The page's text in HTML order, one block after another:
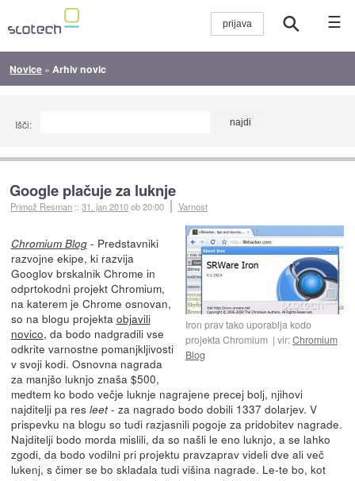
☰
Novice » Arhiv novic
Išči:
Google plačuje za luknje
Primož Resman ::31. jan 2010ob 20:00 Varnost
Iron prav tako uporablja kodo
projekta Chromium
vir:Chromium
Blog
Chromium Blog- Predstavniki
razvojne ekipe, ki razvija
Googlov brskalnik Chrome in
odprtokodni projekt Chromium,
na katerem je Chrome osnovan,
so na blogu projekta objavili
novico, da bodo nadgradili vse
odkrite varnostne pomanjkljivosti
v svoji kodi. Osnovna nagrada
za manjšo luknjo znaša $500,
medtem ko bodo večje luknje nagrajene precej bolj, njihovi
najditelji pa res leet- za nagrado bodo dobili 1337 dolarjev. V
prispevku na blogu so tudi razjasnili pogoje za pridobitev nagrade.
Najditelji bodo morda mislili, da so našli le eno luknjo, a se lahko
zgodi, da bodo vodilni pri projektu pravzaprav videli dve ali več
lukenj, s čimer se bo skladala tudi višina nagrade. Le-te bo, kot